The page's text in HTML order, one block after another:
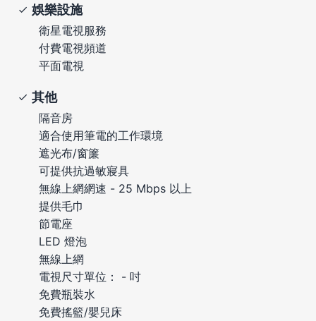
娛樂設施
衛星電視服務
付費電視頻道
平面電視
其他
隔音房
適合使用筆電的工作環境
遮光布/窗簾
可提供抗過敏寢具
無線上網網速 - 25 Mbps 以上
提供毛巾
節電座
LED 燈泡
無線上網
電視尺寸單位： - 吋
免費瓶裝水
免費搖籃/嬰兒床